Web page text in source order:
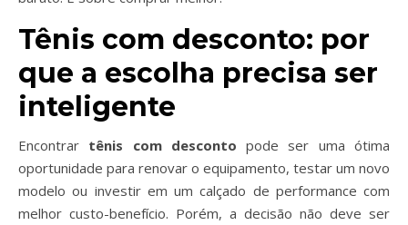
Tênis com desconto: por
que a escolha precisa ser
inteligente
Encontrar tênis com desconto pode ser uma ótima
oportunidade para renovar o equipamento, testar um novo
modelo ou investir em um calçado de performance com
melhor custo-benefício. Porém, a decisão não deve ser